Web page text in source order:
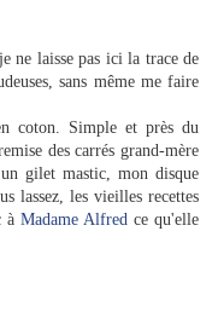
ne laisse pas ici la trace de
sans même me faire
coton. Simple et près du
des carrés grand-mère
gilet mastic, mon disque
lassez, les vieilles recettes
à Madame Alfredce qu'elle